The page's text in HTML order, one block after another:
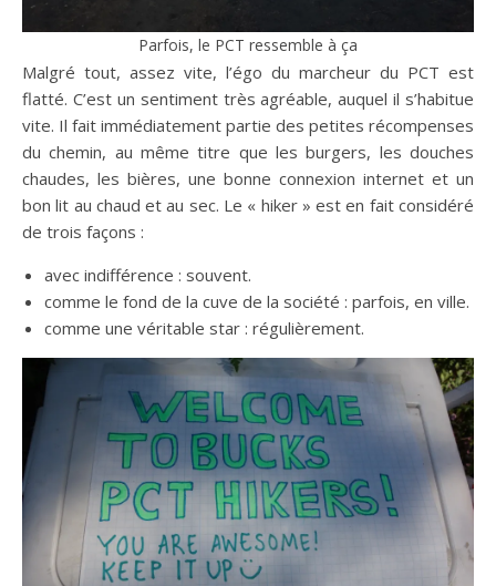
Parfois, le PCT ressemble à ça
Malgré tout, assez vite, l’égo du marcheur du PCT est
flatté. C’est un sentiment très agréable, auquel il s’habitue
vite. Il fait immédiatement partie des petites récompenses
du chemin, au même titre que les burgers, les douches
chaudes, les bières, une bonne connexion internet et un
bon lit au chaud et au sec. Le « hiker » est en fait considéré
de trois façons :
avec indifférence : souvent.
comme le fond de la cuve de la société : parfois, en ville.
comme une véritable star : régulièrement.